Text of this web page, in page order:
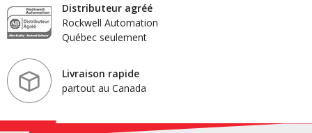
Distributeur agréé
Rockwell Automation
Québec seulement
Livraison rapide
partout au Canada